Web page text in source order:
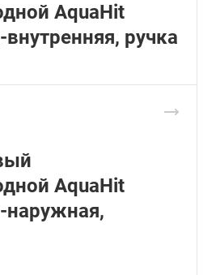
AquaHit
ручка
AquaHit
наружная,